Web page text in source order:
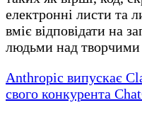
електронні листи та
вміє відповідати на
людьми над
Anthropic випускає
свого конкурента